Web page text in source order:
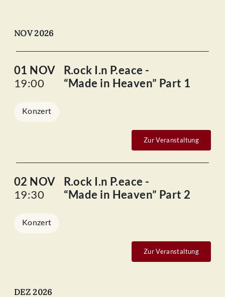
NOV 2026
01 NOV
19:00
R.ock I.n P.eace -
“Made in Heaven” Part 1
Konzert
Zur Veranstaltung
02 NOV
19:30
R.ock I.n P.eace -
“Made in Heaven” Part 2
Konzert
Zur Veranstaltung
DEZ 2026